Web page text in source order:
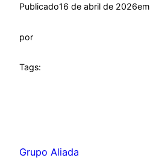
Publicado16 de abril de 2026em
por
Tags:
Grupo Aliada